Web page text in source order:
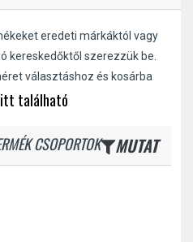
eredeti márkáktól vagy
kereskedőktől szerezzük be.
választáshoz és kosárba
található
CSOPORTOK MUTAT